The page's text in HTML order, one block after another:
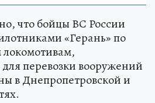
что бойцы ВС России
«Герань» по
перевозки вооружений
в Днепропетровской и